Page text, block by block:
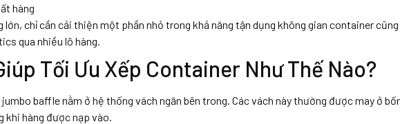
hàng
chỉ cần cải thiện một phần nhỏ trong khả năng tận dụng không gian container
qua nhiều lô hàng.
Tối Ưu Xếp Container Như Thế Nào?
baffle nằm ở hệ thống vách ngăn bên trong. Các vách này thường được may ở
khi hàng được nạp vào.